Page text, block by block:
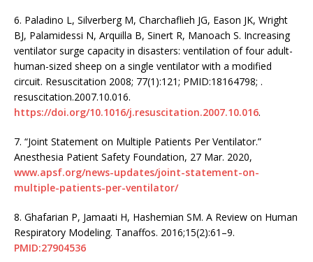
6. Paladino L, Silverberg M, Charchaflieh JG, Eason JK, Wright
BJ, Palamidessi N, Arquilla B, Sinert R, Manoach S. Increasing
ventilator surge capacity in disasters: ventilation of four adult-
human-sized sheep on a single ventilator with a modified
circuit. Resuscitation 2008; 77(1):121; PMID:18164798; .
resuscitation.2007.10.016.
https://doi.org/10.1016/j.resuscitation.2007.10.016.
7. “Joint Statement on Multiple Patients Per Ventilator.”
Anesthesia Patient Safety Foundation, 27 Mar. 2020,
www.apsf.org/news-updates/joint-statement-on-
multiple-patients-per-ventilator/
8. Ghafarian P, Jamaati H, Hashemian SM. A Review on Human
Respiratory Modeling. Tanaffos. 2016;15(2):61–9.
PMID:27904536